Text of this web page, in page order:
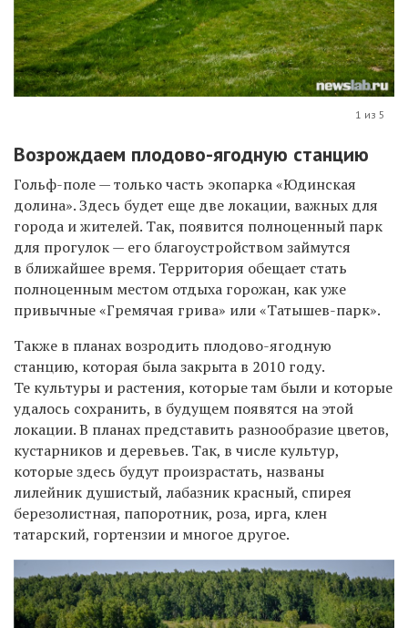
1 из 5
Возрождаем плодово-ягодную станцию
Гольф-поле — только часть экопарка «Юдинская
долина». Здесь будет еще две локации, важных для
города и жителей. Так, появится полноценный парк
для прогулок — его благоустройством займутся
в ближайшее время. Территория обещает стать
полноценным местом отдыха горожан, как уже
привычные «Гремячая грива» или «Татышев-парк».
Также в планах возродить плодово-ягодную
станцию, которая была закрыта в 2010 году.
Те культуры и растения, которые там были и которые
удалось сохранить, в будущем появятся на этой
локации. В планах представить разнообразие цветов,
кустарников и деревьев. Так, в числе культур,
которые здесь будут произрастать, названы
лилейник душистый, лабазник красный, спирея
березолистная, папоротник, роза, ирга, клен
татарский, гортензии и многое другое.